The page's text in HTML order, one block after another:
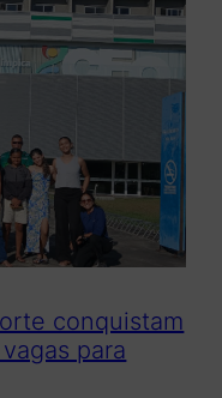
conquistam
para